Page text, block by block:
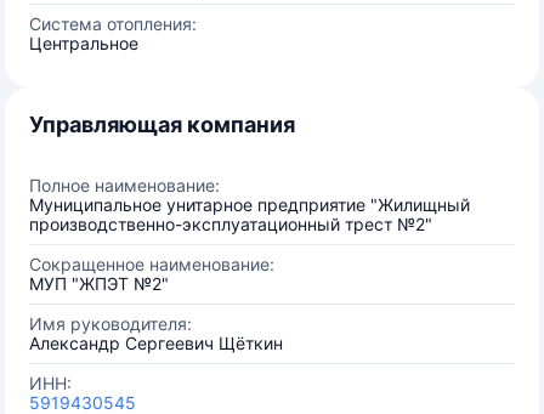
Система отопления:
Центральное
Управляющая компания
Полное наименование:
Муниципальное унитарное предприятие "Жилищный
производственно-эксплуатационный трест №2"
Сокращенное наименование:
МУП "ЖПЭТ №2"
Имя руководителя:
Александр Сергеевич Щёткин
ИНН:
5919430545